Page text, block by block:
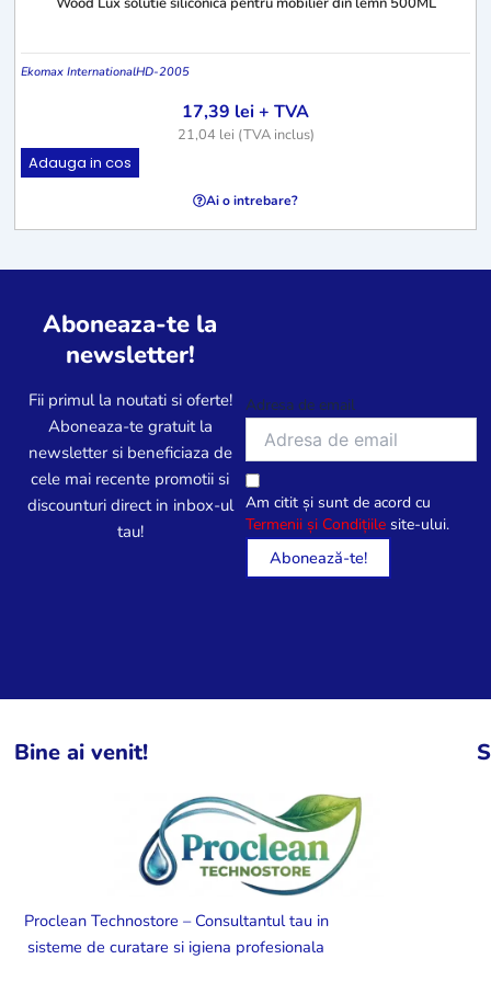
Ekomax InternationalHD-2005
17,39 lei+ TVA
21,04 lei (TVA inclus)
Adauga in cos
Ai o intrebare?
Aboneaza-te la
newsletter!
Fii primul la noutati si oferte!
Aboneaza-te gratuit la
newsletter si beneficiaza de
cele mai recente promotii si
discounturi direct in inbox-ul
tau!
Adresa de email
Am citit și sunt de acord cu
Termenii și Condițiile site-ului.
Bine ai venit!
Proclean Technostore – Consultantul tau in
sisteme de curatare si igiena profesionala